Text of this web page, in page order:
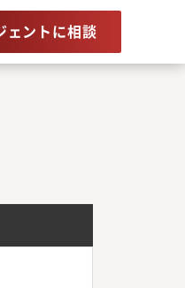
ェントに相談